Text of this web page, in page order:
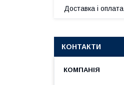
Доставка і оплата
КОНТАКТИ